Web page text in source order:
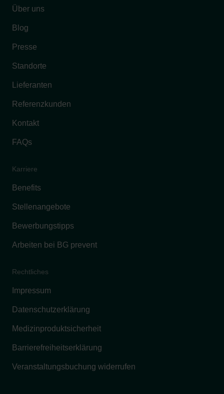
Über uns
Blog
Presse
Standorte
Lieferanten
Referenzkunden
Kontakt
FAQs
Karriere
Benefits
Stellenangebote
Bewerbungstipps
Arbeiten bei BG prevent
Rechtliches
Impressum
Datenschutzerklärung
Medizinproduktsicherheit
Barrierefreiheitserklärung
Veranstaltungsbuchung widerrufen